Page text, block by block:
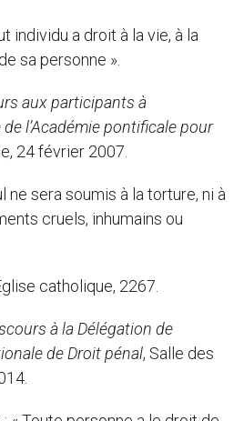
individu a droit à la vie, à la
sa personne ».
aux participants à
de l’Académie pontificale pour
24 février 2007.
ne sera soumis à la torture, ni à
cruels, inhumains ou
catholique, 2267.
à la Délégation de
de Droit pénal, Salle des